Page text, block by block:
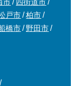
市
四街道市
戸市
柏市
橋市
野田市